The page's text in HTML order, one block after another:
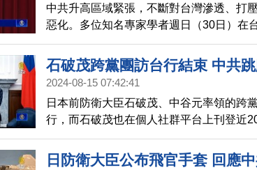
中共升高區域緊張，不斷對台灣滲透、打
惡化。多位知名專家學者週日（30日）在
播協會主辦的系列政經座談會，探討主題
台灣應如何妥善因應？」近期，外界聚焦
威脅，學者分析當前國際局勢，也點出中
石破茂跨黨團訪台行結束 中共
2024-08-15 07:42:41
日本前防衛大臣石破茂、中谷元率領的跨
行，而石破茂也在個人社群平台上刊登近
與正副總統、前總統、在野兩黨主席還有
合照。然而，中共駐日本大使館昨晚卻發
日防衛大臣公布飛官手套 回應